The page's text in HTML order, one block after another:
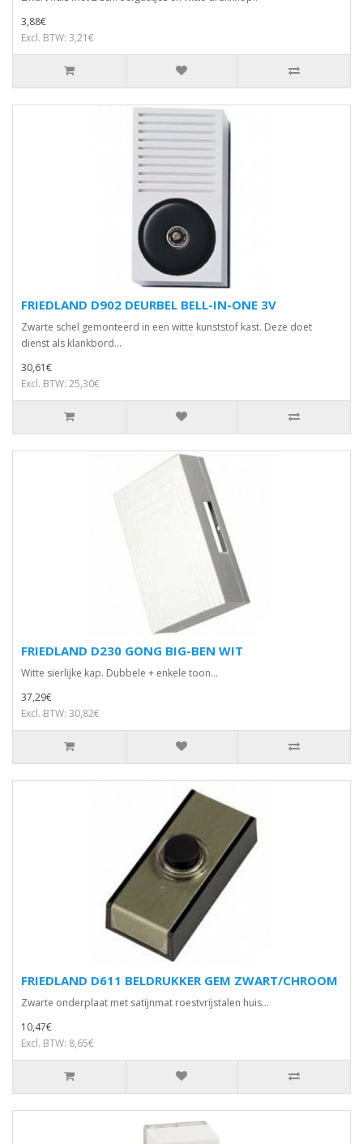
3,88€
Excl. BTW: 3,21€
FRIEDLAND D902 DEURBEL BELL-IN-ONE 3V
Zwarte schel gemonteerd in een witte kunststof kast. Deze doet
dienst als klankbord...
30,61€
Excl. BTW: 25,30€
FRIEDLAND D230 GONG BIG-BEN WIT
Witte sierlijke kap. Dubbele + enkele toon...
37,29€
Excl. BTW: 30,82€
FRIEDLAND D611 BELDRUKKER GEM ZWART/CHROOM
Zwarte onderplaat met satijnmat roestvrijstalen huis...
10,47€
Excl. BTW: 8,65€